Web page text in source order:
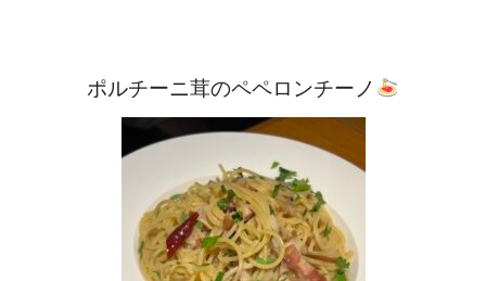
ポルチーニ茸のペペロンチーノ